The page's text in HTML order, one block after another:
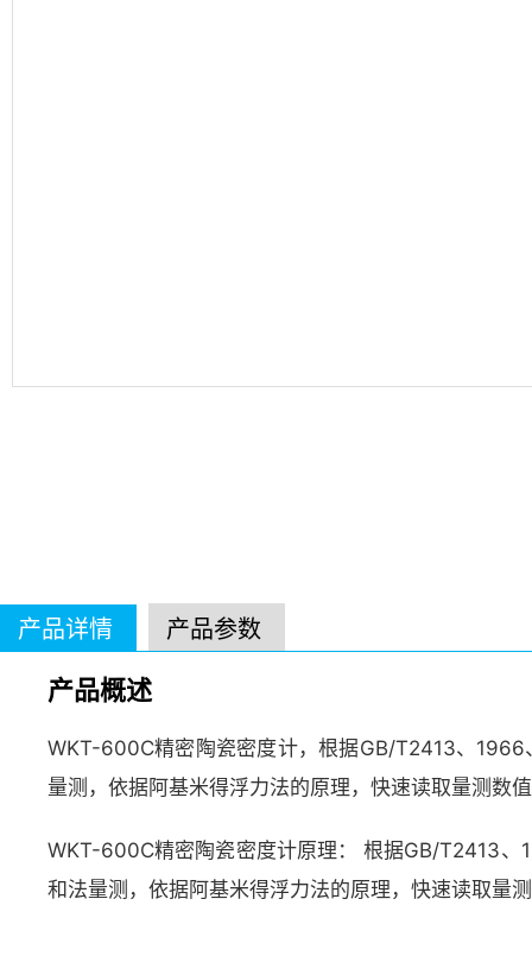
产品详情 产品参数
产品概述
WKT-600C精密陶瓷密度计，根据GB/T2413、
量测，依据阿基米得浮力法的原理，快速读取量测数
WKT-600C精密陶瓷密度计原理： 根据GB/T2413
和法量测，依据阿基米得浮力法的原理，快速读取量